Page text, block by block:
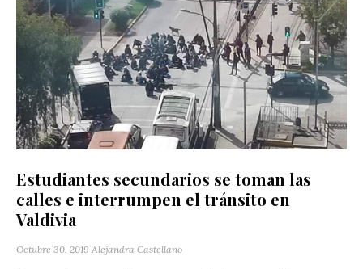
Estudiantes secundarios se toman las
calles e interrumpen el tránsito en
Valdivia
Octubre 30, 2019 Alejandra Castellano